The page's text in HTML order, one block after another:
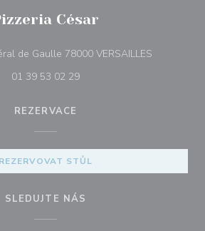
César
de Gaulle 78000 VERSAILLES((otevře se
01 39 53 02 29
REZERVACE
REZERVOVAT STŮL
SLEDUJTE NÁS